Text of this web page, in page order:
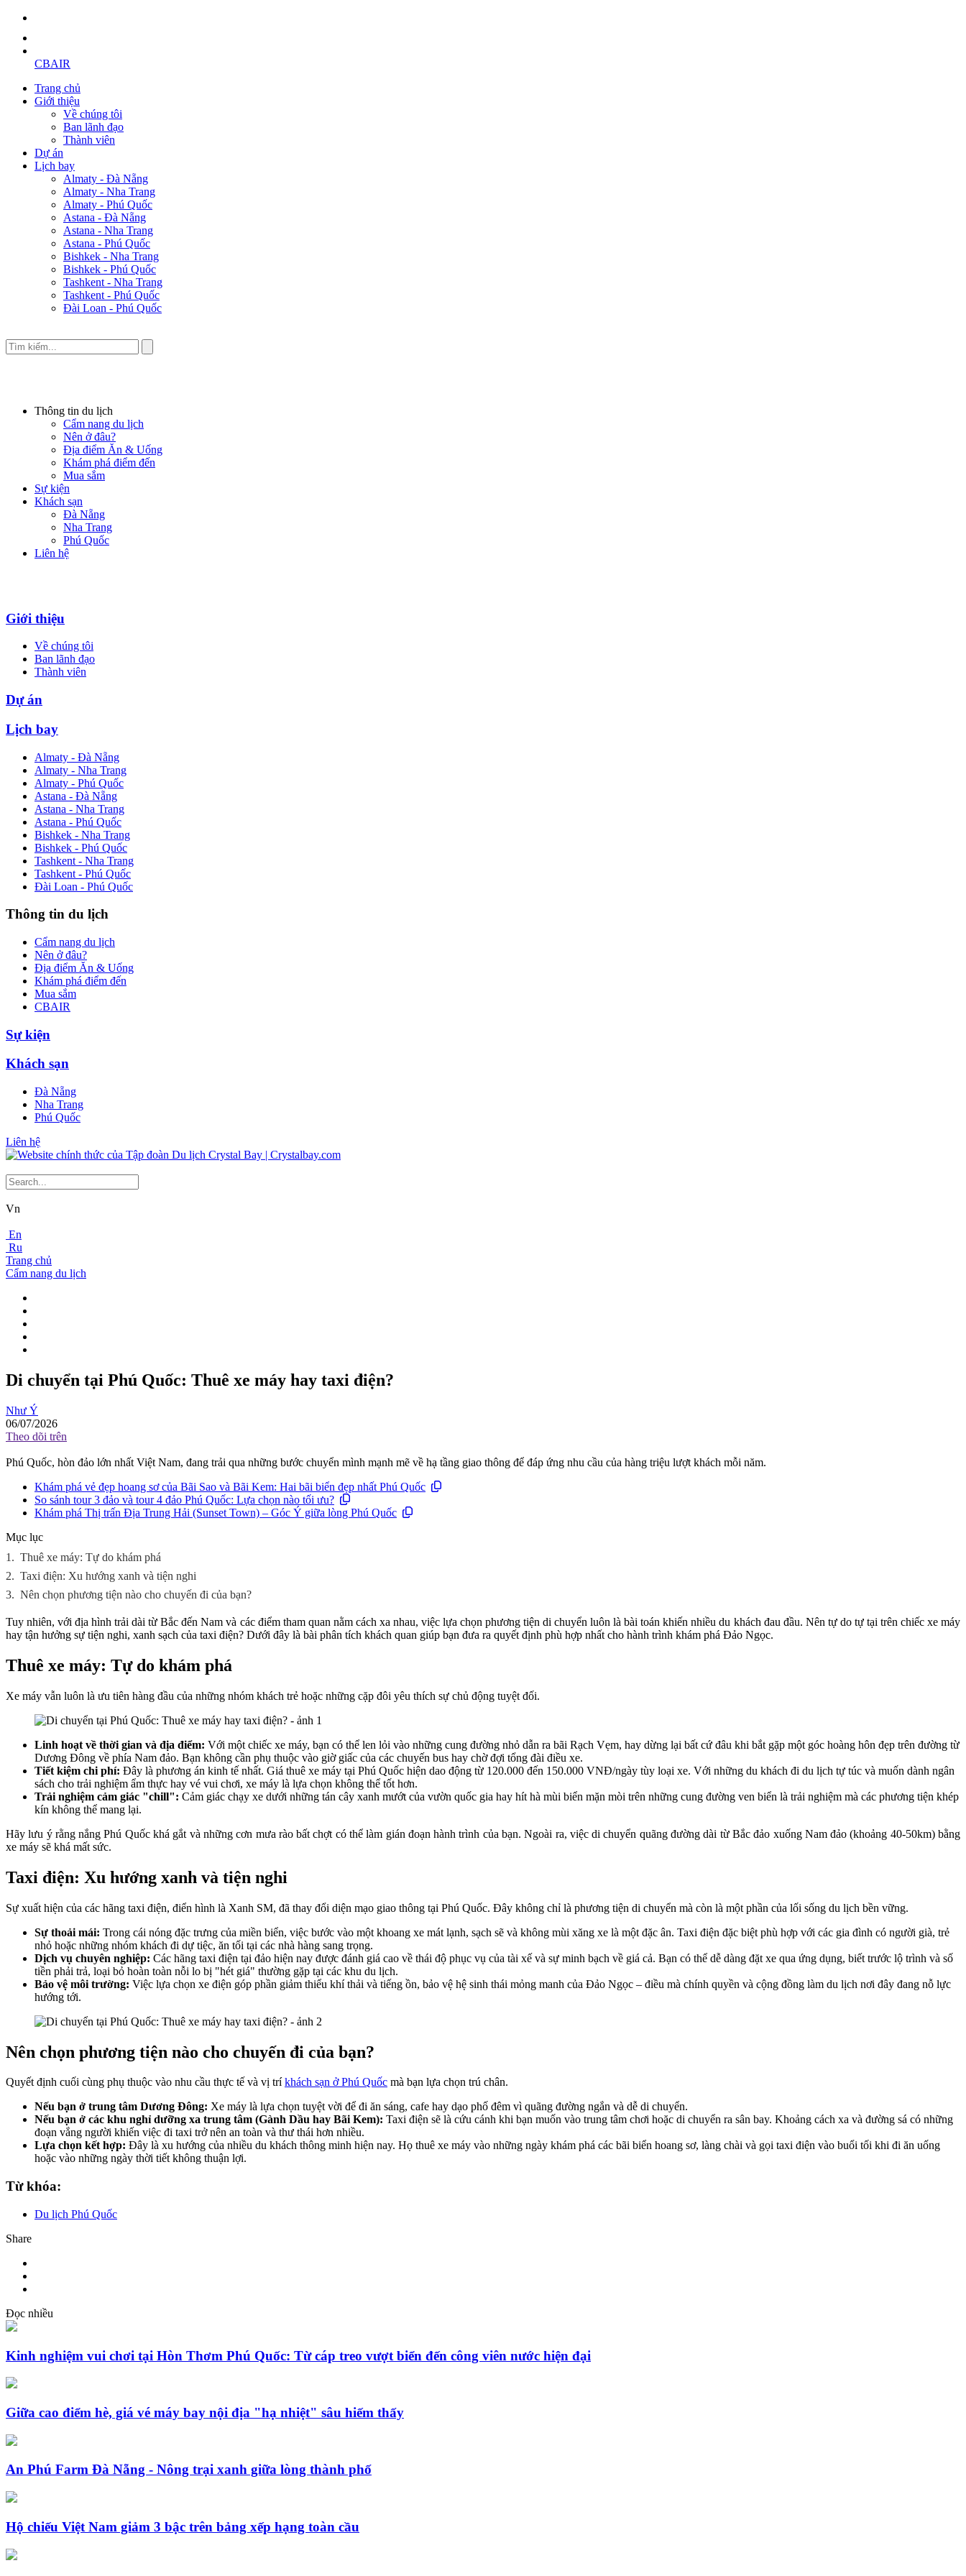
CBAIR
Trang chủ
Giới thiệu
Về chúng tôi
Ban lãnh đạo
Thành viên
Dự án
Lịch bay
Almaty - Đà Nẵng
Almaty - Nha Trang
Almaty - Phú Quốc
Astana - Đà Nẵng
Astana - Nha Trang
Astana - Phú Quốc
Bishkek - Nha Trang
Bishkek - Phú Quốc
Tashkent - Nha Trang
Tashkent - Phú Quốc
Đài Loan - Phú Quốc
Thông tin du lịch
Cẩm nang du lịch
Nên ở đâu?
Địa điểm Ăn & Uống
Khám phá điểm đến
Mua sắm
Sự kiện
Khách sạn
Đà Nẵng
Nha Trang
Phú Quốc
Liên hệ
Giới thiệu
Về chúng tôi
Ban lãnh đạo
Thành viên
Dự án
Lịch bay
Almaty - Đà Nẵng
Almaty - Nha Trang
Almaty - Phú Quốc
Astana - Đà Nẵng
Astana - Nha Trang
Astana - Phú Quốc
Bishkek - Nha Trang
Bishkek - Phú Quốc
Tashkent - Nha Trang
Tashkent - Phú Quốc
Đài Loan - Phú Quốc
Thông tin du lịch
Cẩm nang du lịch
Nên ở đâu?
Địa điểm Ăn & Uống
Khám phá điểm đến
Mua sắm
CBAIR
Sự kiện
Khách sạn
Đà Nẵng
Nha Trang
Phú Quốc
Liên hệ
Vn
En
Ru
Trang chủ
Cẩm nang du lịch
Di chuyển tại Phú Quốc: Thuê xe máy hay taxi điện?
Như Ý
06/07/2026
Theo dõi trên
Phú Quốc, hòn đảo lớn nhất Việt Nam, đang trải qua những bước chuyển mình mạnh mẽ về hạ tầng giao thông để đáp ứng nhu cầu của hàng triệu lượt khách mỗi năm.
Khám phá vẻ đẹp hoang sơ của Bãi Sao và Bãi Kem: Hai bãi biển đẹp nhất Phú Quốc
So sánh tour 3 đảo và tour 4 đảo Phú Quốc: Lựa chọn nào tối ưu?
Khám phá Thị trấn Địa Trung Hải (Sunset Town) – Góc Ý giữa lòng Phú Quốc
Mục lục
1. Thuê xe máy: Tự do khám phá
2. Taxi điện: Xu hướng xanh và tiện nghi
3. Nên chọn phương tiện nào cho chuyến đi của bạn?
Tuy nhiên, với địa hình trải dài từ Bắc đến Nam và các điểm tham quan nằm cách xa nhau, việc lựa chọn phương tiện di chuyển luôn là bài toán khiến nhiều du khách đau đầu. Nên tự do tự tại trên chiếc xe máy
hay tận hưởng sự tiện nghi, xanh sạch của taxi điện? Dưới đây là bài phân tích khách quan giúp bạn đưa ra quyết định phù hợp nhất cho hành trình khám phá Đảo Ngọc.
Thuê xe máy: Tự do khám phá
Xe máy vẫn luôn là ưu tiên hàng đầu của những nhóm khách trẻ hoặc những cặp đôi yêu thích sự chủ động tuyệt đối.
Linh hoạt về thời gian và địa điểm: Với một chiếc xe máy, bạn có thể len lỏi vào những cung đường nhỏ dẫn ra bãi Rạch Vẹm, hay dừng lại bất cứ đâu khi bắt gặp một góc hoàng hôn đẹp trên đường từ
Dương Đông về phía Nam đảo. Bạn không cần phụ thuộc vào giờ giấc của các chuyến bus hay chờ đợi tổng đài điều xe.
Tiết kiệm chi phí: Đây là phương án kinh tế nhất. Giá thuê xe máy tại Phú Quốc hiện dao động từ 120.000 đến 150.000 VNĐ/ngày tùy loại xe. Với những du khách đi du lịch tự túc và muốn dành ngân
sách cho trải nghiệm ẩm thực hay vé vui chơi, xe máy là lựa chọn không thể tốt hơn.
Trải nghiệm cảm giác "chill": Cảm giác chạy xe dưới những tán cây xanh mướt của vườn quốc gia hay hít hà mùi biển mặn mòi trên những cung đường ven biển là trải nghiệm mà các phương tiện khép
kín không thể mang lại.
Hãy lưu ý rằng nắng Phú Quốc khá gắt và những cơn mưa rào bất chợt có thể làm gián đoạn hành trình của bạn. Ngoài ra, việc di chuyển quãng đường dài từ Bắc đảo xuống Nam đảo (khoảng 40-50km) bằng
xe máy sẽ khá mất sức.
Taxi điện: Xu hướng xanh và tiện nghi
Sự xuất hiện của các hãng taxi điện, điển hình là Xanh SM, đã thay đổi diện mạo giao thông tại Phú Quốc. Đây không chỉ là phương tiện di chuyển mà còn là một phần của lối sống du lịch bền vững.
Sự thoải mái: Trong cái nóng đặc trưng của miền biển, việc bước vào một khoang xe mát lạnh, sạch sẽ và không mùi xăng xe là một đặc ân. Taxi điện đặc biệt phù hợp với các gia đình có người già, trẻ
nhỏ hoặc những nhóm khách đi dự tiệc, ăn tối tại các nhà hàng sang trọng.
Dịch vụ chuyên nghiệp: Các hãng taxi điện tại đảo hiện nay được đánh giá cao về thái độ phục vụ của tài xế và sự minh bạch về giá cả. Bạn có thể dễ dàng đặt xe qua ứng dụng, biết trước lộ trình và số
tiền phải trả, loại bỏ hoàn toàn nỗi lo bị "hét giá" thường gặp tại các khu du lịch.
Bảo vệ môi trường: Việc lựa chọn xe điện góp phần giảm thiểu khí thải và tiếng ồn, bảo vệ hệ sinh thái mỏng manh của Đảo Ngọc – điều mà chính quyền và cộng đồng làm du lịch nơi đây đang nỗ lực
hướng tới.
Nên chọn phương tiện nào cho chuyến đi của bạn?
Quyết định cuối cùng phụ thuộc vào nhu cầu thực tế và vị tríkhách sạn ở Phú Quốc mà bạn lựa chọn trú chân.
Nếu bạn ở trung tâm Dương Đông: Xe máy là lựa chọn tuyệt vời để đi ăn sáng, cafe hay dạo phố đêm vì quãng đường ngắn và dễ di chuyển.
Nếu bạn ở các khu nghỉ dưỡng xa trung tâm (Gành Dầu hay Bãi Kem): Taxi điện sẽ là cứu cánh khi bạn muốn vào trung tâm chơi hoặc di chuyển ra sân bay. Khoảng cách xa và đường sá có những
đoạn vắng người khiến việc đi taxi trở nên an toàn và thư thái hơn nhiều.
Lựa chọn kết hợp: Đây là xu hướng của nhiều du khách thông minh hiện nay. Họ thuê xe máy vào những ngày khám phá các bãi biển hoang sơ, làng chài và gọi taxi điện vào buổi tối khi đi ăn uống
hoặc vào những ngày thời tiết không thuận lợi.
Từ khóa:
Du lịch Phú Quốc
Share
Đọc nhiều
Kinh nghiệm vui chơi tại Hòn Thơm Phú Quốc: Từ cáp treo vượt biển đến công viên nước hiện đại
Giữa cao điểm hè, giá vé máy bay nội địa "hạ nhiệt" sâu hiếm thấy
An Phú Farm Đà Nẵng - Nông trại xanh giữa lòng thành phố
Hộ chiếu Việt Nam giảm 3 bậc trên bảng xếp hạng toàn cầu